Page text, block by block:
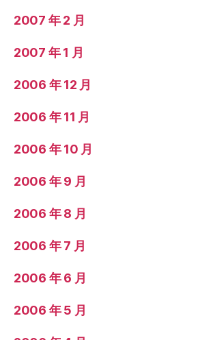
2007 年 2 月
2007 年 1 月
2006 年 12 月
2006 年 11 月
2006 年 10 月
2006 年 9 月
2006 年 8 月
2006 年 7 月
2006 年 6 月
2006 年 5 月